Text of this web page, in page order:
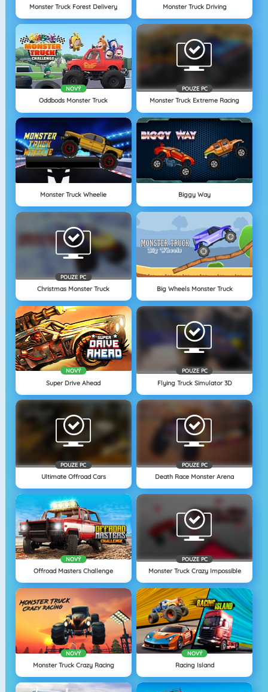
Monster Truck Forest Delivery Monster Truck Driving
NOVÝ
Oddbods Monster Truck
POUZE PC
Monster Truck Extreme Racing
Monster Truck Wheelie Biggy Way
POUZE PC
Christmas Monster Truck Big Wheels Monster Truck
NOVÝ
Super Drive Ahead
POUZE PC
Flying Truck Simulator 3D
POUZE PC
Ultimate Offroad Cars
POUZE PC
Death Race Monster Arena
NOVÝ
Offroad Masters Challenge
POUZE PC
Monster Truck Crazy Impossible
NOVÝ
Monster Truck Crazy Racing
NOVÝ
Racing Island